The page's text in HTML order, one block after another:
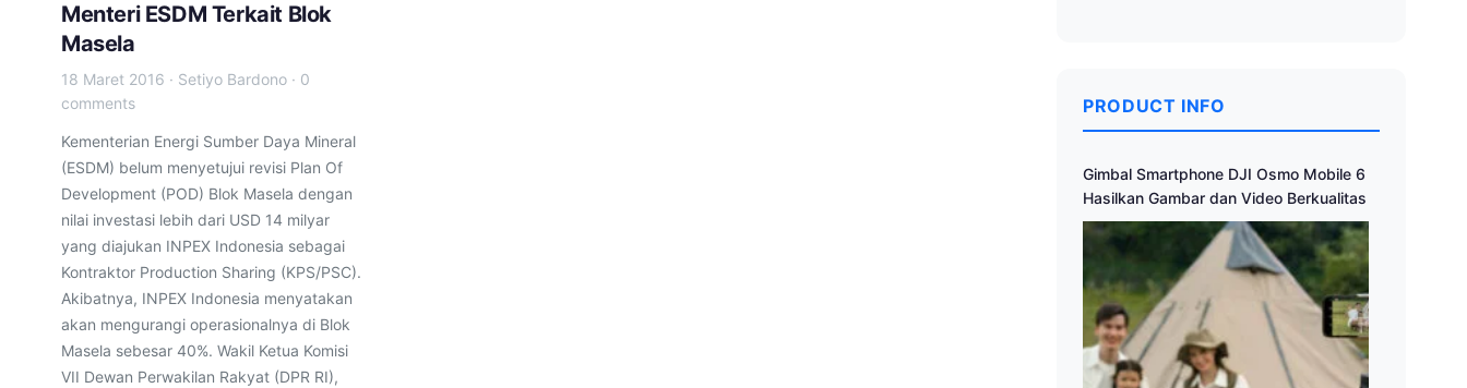
Menteri ESDM Terkait Blok
Masela
18 Maret 2016 · Setiyo Bardono · 0
comments
Kementerian Energi Sumber Daya Mineral
(ESDM) belum menyetujui revisi Plan Of
Development (POD) Blok Masela dengan
nilai investasi lebih dari USD 14 milyar
yang diajukan INPEX Indonesia sebagai
Kontraktor Production Sharing (KPS/PSC).
Akibatnya, INPEX Indonesia menyatakan
akan mengurangi operasionalnya di Blok
Masela sebesar 40%. Wakil Ketua Komisi
VII Dewan Perwakilan Rakyat (DPR RI),
PRODUCT INFO
Gimbal Smartphone DJI Osmo Mobile 6
Hasilkan Gambar dan Video Berkualitas